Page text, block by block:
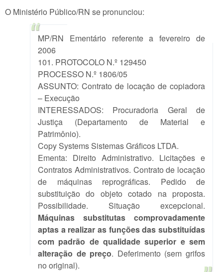
O Ministério Público/RN se pronunciou:
MP/RN Ementário referente a fevereiro de
2006
101. PROTOCOLO N.º 129450
PROCESSO N.º 1806/05
ASSUNTO: Contrato de locação de copiadora
– Execução
INTERESSADOS: Procuradoria Geral de
Justiça (Departamento de Material e
Patrimônio).
Copy Systems Sistemas Gráficos LTDA.
Ementa: Direito Administrativo. Licitações e
Contratos Administrativos. Contrato de locação
de máquinas reprográficas. Pedido de
substituição do objeto cotado na proposta.
Possibilidade. Situação excepcional.
Máquinas substitutas comprovadamente
aptas a realizar as funções das substituídas
com padrão de qualidade superior e sem
alteração de preço. Deferimento (sem grifos
no original).